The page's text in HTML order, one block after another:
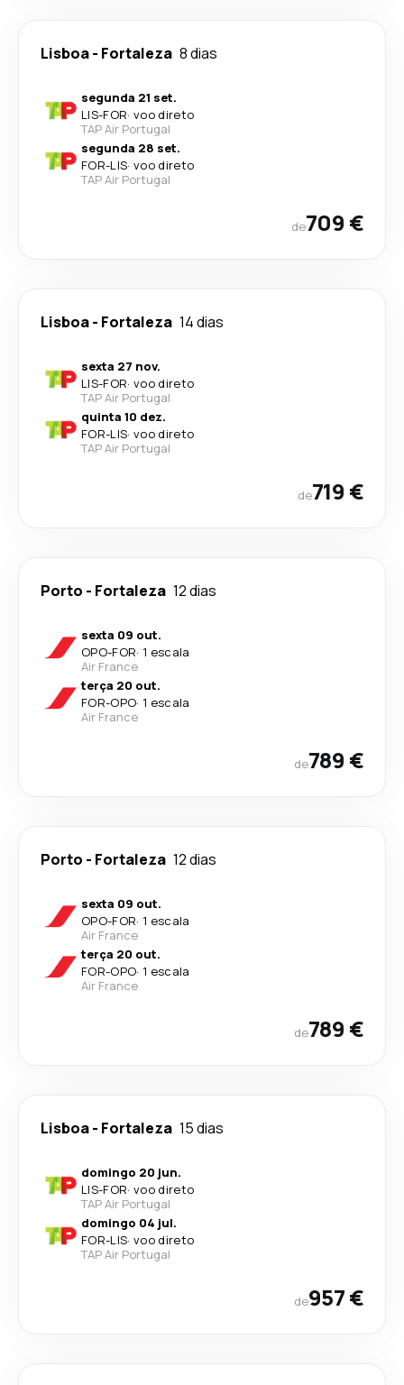
Lisboa- Fortaleza 8 dias
segunda 21 set.
LIS-FOR· voo direto
TAP Air Portugal
segunda 28 set.
FOR-LIS· voo direto
TAP Air Portugal
de709 €
Lisboa- Fortaleza 14 dias
sexta 27 nov.
LIS-FOR· voo direto
TAP Air Portugal
quinta 10 dez.
FOR-LIS· voo direto
TAP Air Portugal
de719 €
Porto - Fortaleza 12 dias
sexta 09 out.
OPO-FOR· 1 escala
Air France
terça 20 out.
FOR-OPO· 1 escala
Air France
de789 €
Porto - Fortaleza 12 dias
sexta 09 out.
OPO-FOR· 1 escala
Air France
terça 20 out.
FOR-OPO· 1 escala
Air France
de789 €
Lisboa- Fortaleza 15 dias
domingo 20 jun.
LIS-FOR· voo direto
TAP Air Portugal
domingo 04 jul.
FOR-LIS· voo direto
TAP Air Portugal
de957 €